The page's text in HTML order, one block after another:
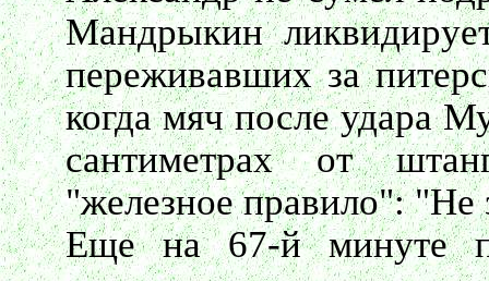
Мандрыкин
переживавших за
когда мяч после удара
сантиметрах от
"железное правило": "Не
Еще на 67-й минуте